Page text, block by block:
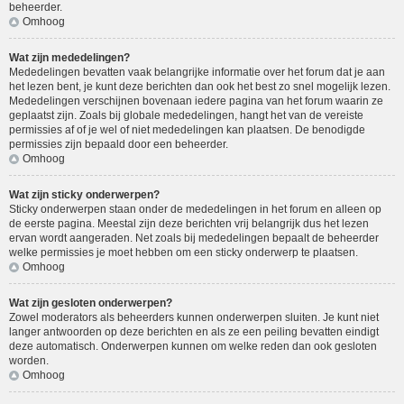
beheerder.
Omhoog
Wat zijn mededelingen?
Mededelingen bevatten vaak belangrijke informatie over het forum dat je aan
het lezen bent, je kunt deze berichten dan ook het best zo snel mogelijk lezen.
Mededelingen verschijnen bovenaan iedere pagina van het forum waarin ze
geplaatst zijn. Zoals bij globale mededelingen, hangt het van de vereiste
permissies af of je wel of niet mededelingen kan plaatsen. De benodigde
permissies zijn bepaald door een beheerder.
Omhoog
Wat zijn sticky onderwerpen?
Sticky onderwerpen staan onder de mededelingen in het forum en alleen op
de eerste pagina. Meestal zijn deze berichten vrij belangrijk dus het lezen
ervan wordt aangeraden. Net zoals bij mededelingen bepaalt de beheerder
welke permissies je moet hebben om een sticky onderwerp te plaatsen.
Omhoog
Wat zijn gesloten onderwerpen?
Zowel moderators als beheerders kunnen onderwerpen sluiten. Je kunt niet
langer antwoorden op deze berichten en als ze een peiling bevatten eindigt
deze automatisch. Onderwerpen kunnen om welke reden dan ook gesloten
worden.
Omhoog